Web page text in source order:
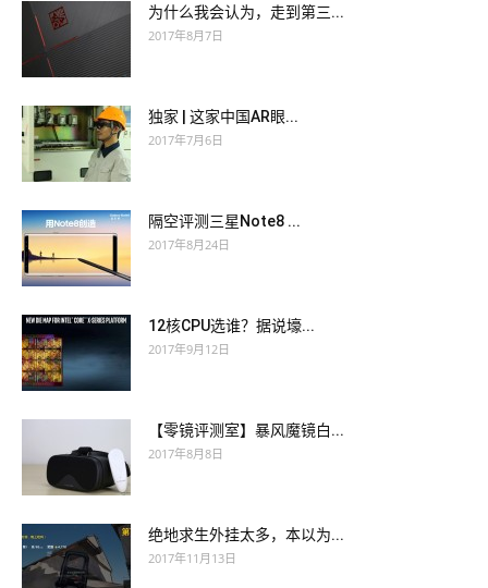
为什么我会认为，走到第三...
2017年8月7日
独家 | 这家中国AR眼...
2017年7月6日
隔空评测三星Note8 ...
2017年8月24日
12核CPU选谁？据说壕...
2017年9月12日
【零镜评测室】暴风魔镜白...
2017年8月8日
绝地求生外挂太多，本以为...
2017年11月13日